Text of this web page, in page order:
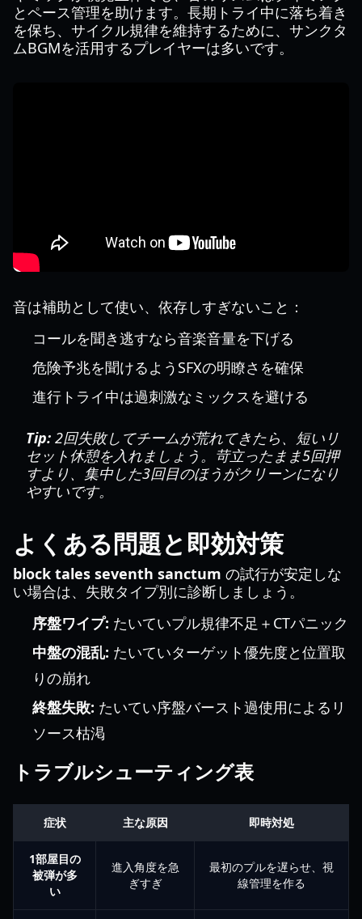
とペース管理を助けます。長期トライ中に落ち着き
を保ち、サイクル規律を維持するために、サンクタ
ムBGMを活用するプレイヤーは多いです。
音は補助として使い、依存しすぎないこと：
コールを聞き逃すなら音楽音量を下げる
危険予兆を聞けるようSFXの明瞭さを確保
進行トライ中は過刺激なミックスを避ける
Tip: 2回失敗してチームが荒れてきたら、短いリ
セット休憩を入れましょう。苛立ったまま5回押
すより、集中した3回目のほうがクリーンになり
やすいです。
よくある問題と即効対策
block tales seventh sanctum の試行が安定しな
い場合は、失敗タイプ別に診断しましょう。
序盤ワイプ: たいていプル規律不足＋CTパニック
中盤の混乱: たいていターゲット優先度と位置取
りの崩れ
終盤失敗: たいてい序盤バースト過使用によるリ
ソース枯渇
トラブルシューティング表
症状 主な原因 即時対処
1部屋目の
被弾が多
い
進入角度を急
ぎすぎ
最初のプルを遅らせ、視
線管理を作る